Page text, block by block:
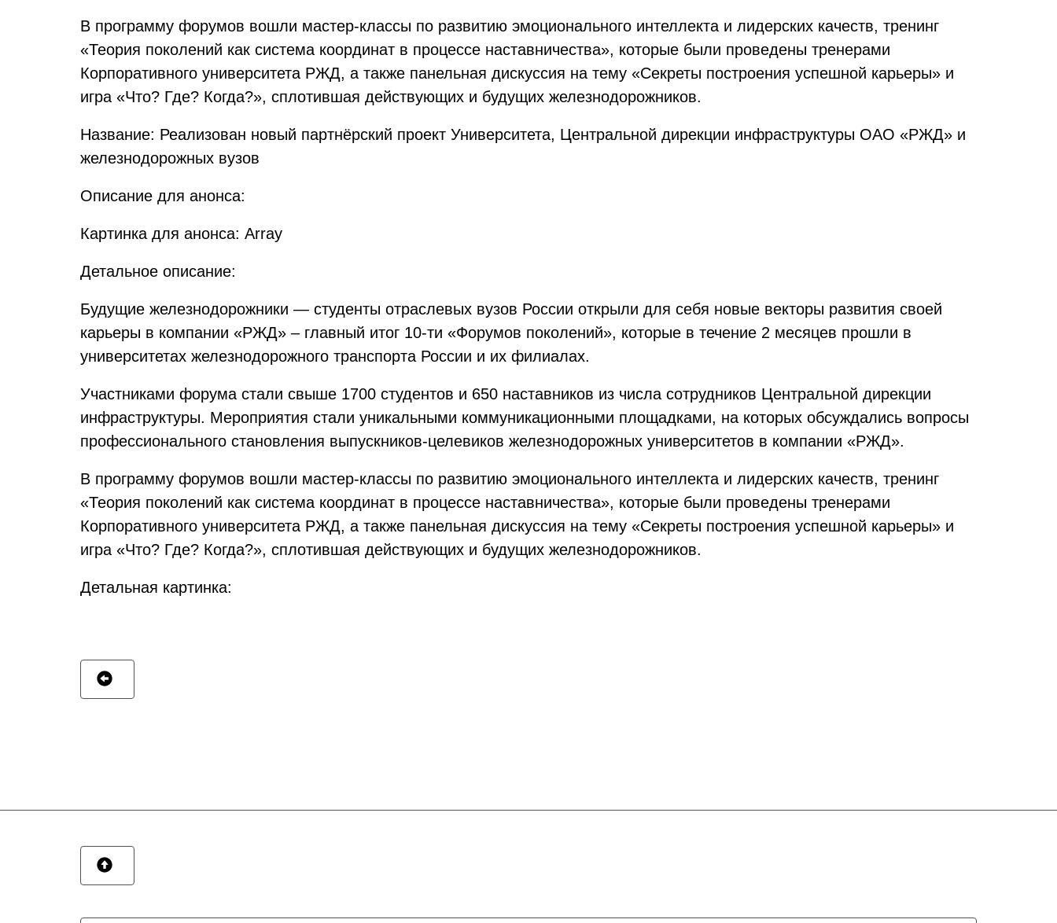
В программу форумов вошли мастер-классы по развитию эмоционального интеллекта и лидерских качеств, тренинг
«Теория поколений как система координат в процессе наставничества», которые были проведены тренерами
Корпоративного университета РЖД, а также панельная дискуссия на тему «Секреты построения успешной карьеры» и
игра «Что? Где? Когда?», сплотившая действующих и будущих железнодорожников.
Название: Реализован новый партнёрский проект Университета, Центральной дирекции инфраструктуры ОАО «РЖД» и
железнодорожных вузов
Описание для анонса:
Картинка для анонса: Array
Детальное описание:
Будущие железнодорожники — студенты отраслевых вузов России открыли для себя новые векторы развития своей
карьеры в компании «РЖД» – главный итог 10-ти «Форумов поколений», которые в течение 2 месяцев прошли в
университетах железнодорожного транспорта России и их филиалах.
Участниками форума стали свыше 1700 студентов и 650 наставников из числа сотрудников Центральной дирекции
инфраструктуры. Мероприятия стали уникальными коммуникационными площадками, на которых обсуждались вопросы
профессионального становления выпускников-целевиков железнодорожных университетов в компании «РЖД».
В программу форумов вошли мастер-классы по развитию эмоционального интеллекта и лидерских качеств, тренинг
«Теория поколений как система координат в процессе наставничества», которые были проведены тренерами
Корпоративного университета РЖД, а также панельная дискуссия на тему «Секреты построения успешной карьеры» и
игра «Что? Где? Когда?», сплотившая действующих и будущих железнодорожников.
Детальная картинка: